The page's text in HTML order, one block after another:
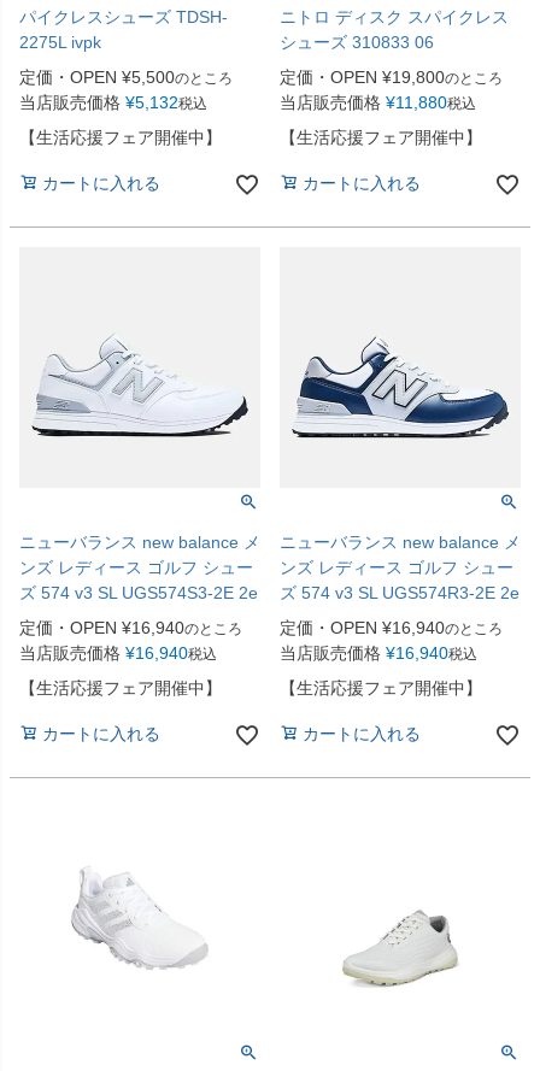
パイクレスシューズ TDSH-
2275L ivpk
定価・OPEN ¥5,500のところ
当店販売価格 ¥5,132税込
【生活応援フェア開催中】
カートに入れる
ニトロ ディスク スパイクレス
シューズ 310833 06
定価・OPEN ¥19,800のところ
当店販売価格 ¥11,880税込
【生活応援フェア開催中】
カートに入れる
ニューバランス new balance メ
ンズ レディース ゴルフ シュー
ズ 574 v3 SL UGS574S3-2E 2e
定価・OPEN ¥16,940のところ
当店販売価格 ¥16,940税込
【生活応援フェア開催中】
カートに入れる
ニューバランス new balance メ
ンズ レディース ゴルフ シュー
ズ 574 v3 SL UGS574R3-2E 2e
定価・OPEN ¥16,940のところ
当店販売価格 ¥16,940税込
【生活応援フェア開催中】
カートに入れる